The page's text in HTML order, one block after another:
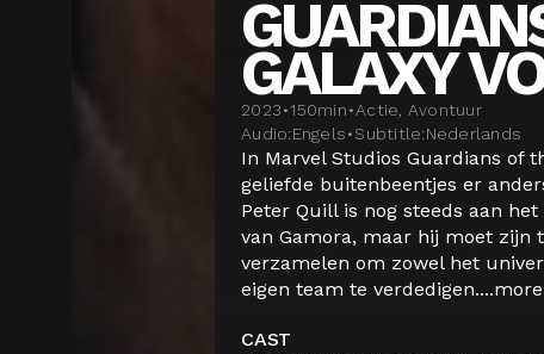
GALAXY
2023•150min•Actie, Avontuur
Audio:Engels•Subtitle:Nederlands
In Marvel Studios Guardians of
geliefde buitenbeentjes er
Peter Quill is nog steeds aan
van Gamora, maar hij moet zijn
verzamelen om zowel het
eigen team te verdedigen....more
CAST